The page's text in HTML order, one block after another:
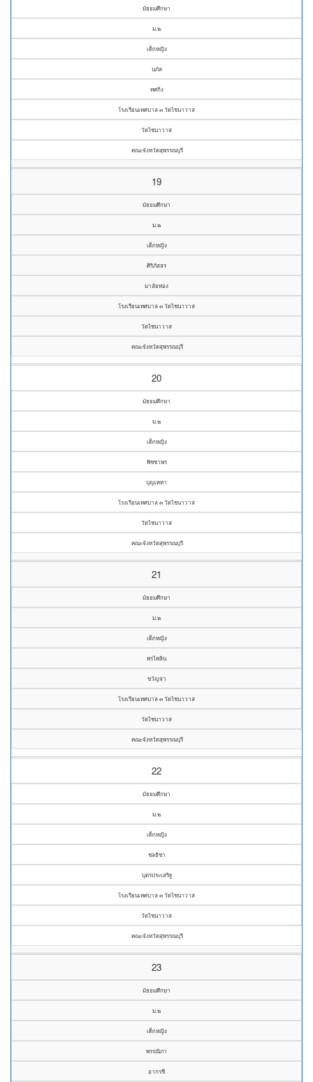
มัธยมศึกษา
ม.๒
เด็กหญิง
นภัส
ทศกิ่ง
โรงเรียนเทศบาล ๓ วัดไชนาวาส
วัดไชนาวาส
คณะจังหวัดสุพรรณบุรี
19
มัธยมศึกษา
ม.๒
เด็กหญิง
ศิริภัสสร
มาลัยทอง
โรงเรียนเทศบาล ๓ วัดไชนาวาส
วัดไชนาวาส
คณะจังหวัดสุพรรณบุรี
20
มัธยมศึกษา
ม.๒
เด็กหญิง
พิชชาพร
บุญเคหา
โรงเรียนเทศบาล ๓ วัดไชนาวาส
วัดไชนาวาส
คณะจังหวัดสุพรรณบุรี
21
มัธยมศึกษา
ม.๒
เด็กหญิง
พรไพลิน
ขวัญจ่า
โรงเรียนเทศบาล ๓ วัดไชนาวาส
วัดไชนาวาส
คณะจังหวัดสุพรรณบุรี
22
มัธยมศึกษา
ม.๒
เด็กหญิง
ชลธิชา
บุตรประเสริฐ
โรงเรียนเทศบาล ๓ วัดไชนาวาส
วัดไชนาวาส
คณะจังหวัดสุพรรณบุรี
23
มัธยมศึกษา
ม.๒
เด็กหญิง
พรรณิภา
อากรชี